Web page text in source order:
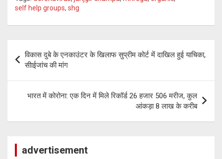
tt
er
at
s
p
p
py
Li
k
e
gr
m
self help groups, shg
navigation
विकास दुबे के एनकाउंटर के खिलाफ सुप्रीम कोर्ट में दाखिल हुई याचिका,
सीाईजांच की मांग
भारत में कोरोना: एक दिन में मिले रिकॉर्ड 26 हजार 506 मरीज, कुल
आंकड़ा 8 लाख के करीब
advertisement